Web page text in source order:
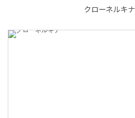
クローネルキナ